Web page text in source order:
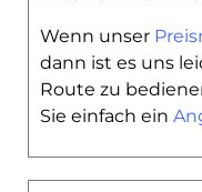
Wenn unser
dann ist es uns
Route zu
Sie einfach ein